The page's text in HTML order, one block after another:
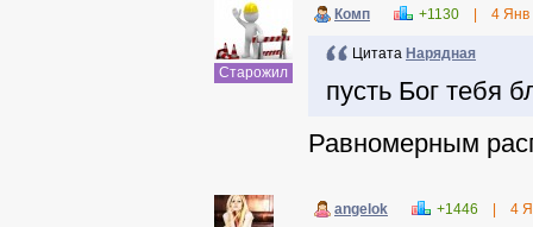
Старожил
Комп +1130 4 Янв
Цитата Нарядная
пусть Бог тебя
Равномерным
angelok +1446 4